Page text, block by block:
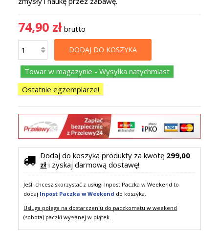
74,90 zł brutto
DODAJ DO KOSZYKA
Towar w magazynie - Wysyłka natychmiast
Ostatnie egzemplarze!
Dodaj do koszyka produkty za kwotę 299,00
zł i zyskaj darmową dostawę!
Jeśli chcesz skorzystać z usługi Inpost Paczka w Weekend to
dodaj Inpost Paczka w Weekend do koszyka.
Usługa polega na dostarczeniu do paczkomatu w weekend
(sobota) paczki wysłanej w piątek.